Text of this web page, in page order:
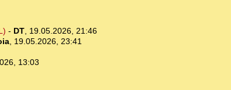
- DT, 19.05.2026, 21:46
, 19.05.2026, 23:41
13:03